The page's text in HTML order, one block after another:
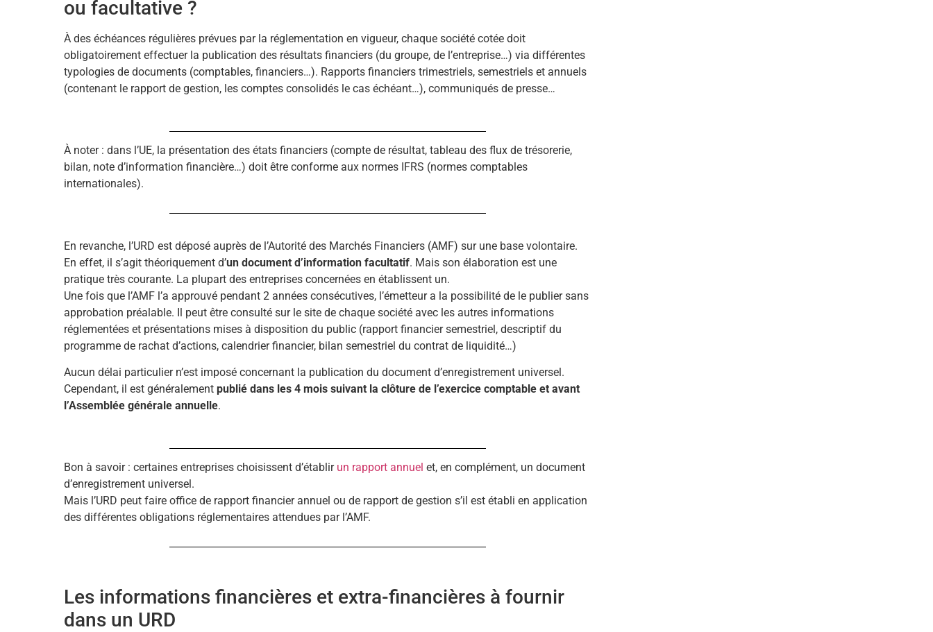
ou facultative ?
À des échéances régulières prévues par la réglementation en vigueur, chaque société cotée doit
obligatoirement effectuer la publication des résultats financiers (du groupe, de l’entreprise…) via différentes
typologies de documents (comptables, financiers…). Rapports financiers trimestriels, semestriels et annuels
(contenant le rapport de gestion, les comptes consolidés le cas échéant…), communiqués de presse…
À noter : dans l’UE, la présentation des états financiers (compte de résultat, tableau des flux de trésorerie,
bilan, note d’information financière…) doit être conforme aux normes IFRS (normes comptables
internationales).
En revanche, l’URD est déposé auprès de l’Autorité des Marchés Financiers (AMF) sur une base volontaire.
En effet, il s’agit théoriquement d’un document d’information facultatif. Mais son élaboration est une
pratique très courante. La plupart des entreprises concernées en établissent un.
Une fois que l’AMF l’a approuvé pendant 2 années consécutives, l’émetteur a la possibilité de le publier sans
approbation préalable. Il peut être consulté sur le site de chaque société avec les autres informations
réglementées et présentations mises à disposition du public (rapport financier semestriel, descriptif du
programme de rachat d’actions, calendrier financier, bilan semestriel du contrat de liquidité…)
Aucun délai particulier n’est imposé concernant la publication du document d’enregistrement universel.
Cependant, il est généralement publié dans les 4 mois suivant la clôture de l’exercice comptable et avant
l’Assemblée générale annuelle.
Bon à savoir : certaines entreprises choisissent d’établir un rapport annuel et, en complément, un document
d’enregistrement universel.
Mais l’URD peut faire office de rapport financier annuel ou de rapport de gestion s’il est établi en application
des différentes obligations réglementaires attendues par l’AMF.
Les informations financières et extra-financières à fournir
dans un URD